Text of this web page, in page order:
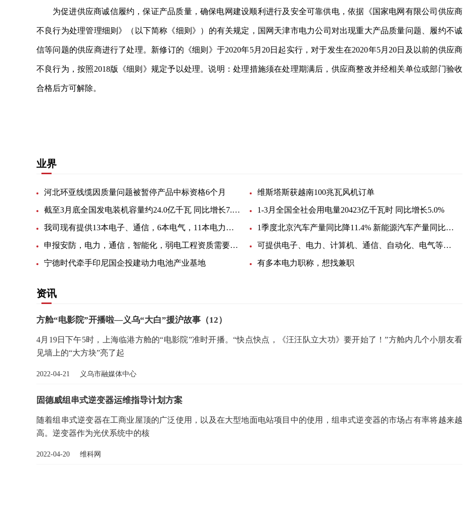
为促进供应商诚信履约，保证产品质量，确保电网建设顺利进行及安全可靠供电，依据《国家电网有限公司供应商
不良行为处理管理细则》（以下简称《细则》）的有关规定，国网天津市电力公司对出现重大产品质量问题、履约不诚
信等问题的供应商进行了处理。新修订的《细则》于2020年5月20日起实行，对于发生在2020年5月20日及以前的供应商
不良行为，按照2018版《细则》规定予以处理。说明：处理措施须在处理期满后，供应商整改并经相关单位或部门验收
合格后方可解除。
业界
河北环亚线缆因质量问题被暂停产品中标资格6个月 维斯塔斯获越南100兆瓦风机订单
截至3月底全国发电装机容量约24.0亿千瓦 同比增长7.8% 1-3月全国全社会用电量20423亿千瓦时 同比增长5.0%
我司现有提供13本电子、通信，6本电气，11本电力，3本机电职称，投标资质皆可 1季度北京汽车产量同比降11.4% 新能源汽车产量同比增122.8%
申报安防，电力，通信，智能化，弱电工程资质需要配备哪里人员 可提供电子、电力、计算机、通信、自动化、电气等职称
宁德时代牵手印尼国企投建动力电池产业基地 有多本电力职称，想找兼职
资讯
方舱“电影院”开播啦—义乌“大白”援沪故事（12）
4月19日下午5时，上海临港方舱的“电影院”准时开播。“快点快点，《汪汪队立大功》要开始了！”方舱内几个小朋友看
见墙上的“大方块”亮了起
2022-04-21 义乌市融媒体中心
固德威组串式逆变器运维指导计划方案
随着组串式逆变器在工商业屋顶的广泛使用，以及在大型地面电站项目中的使用，组串式逆变器的市场占有率将越来越
高。逆变器作为光伏系统中的核
2022-04-20 维科网